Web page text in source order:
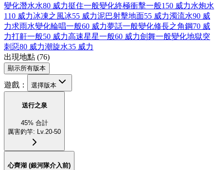
變化潛水水80 威力挺住一般變化終極衝擊一般150 威力水炮水
110 威力冰凍之風冰55 威力泥巴射擊地面55 威力濁流水90 威
力求雨水變化輪唱一般60 威力夢話一般變化修長之角鋼70 威
力打鼾一般50 威力高速星星一般60 威力劍舞一般變化地獄突
刺惡80 威力潮旋水35 威力
出現地點 (76)
顯示所有版本
遊戲： 選擇版本
送行之泉
45% 合計
厲害釣竿: Lv.20-50
心齊湖 (銀河隊介入前)